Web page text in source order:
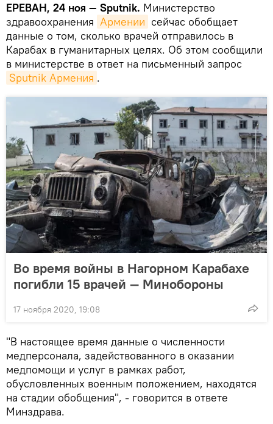
ЕРЕВАН, 24 ноя — Sputnik. Министерство
здравоохранения Армении сейчас обобщает
данные о том, сколько врачей отправилось в
Карабах в гуманитарных целях. Об этом сообщили
в министерстве в ответ на письменный запрос
Sputnik Армения .
Во время войны в Нагорном Карабахе
погибли 15 врачей — Минобороны
17 ноября 2020, 19:08
"В настоящее время данные о численности
медперсонала, задействованного в оказании
медпомощи и услуг в рамках работ,
обусловленных военным положением, находятся
на стадии обобщения", - говорится в ответе
Минздрава.